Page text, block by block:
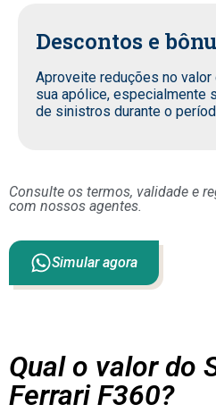
Descontos e
Aproveite reduções no
sua apólice, especialmente
de sinistros durante o
Consulte os termos, validade e
com nossos agentes.
Simular agora
Qual o valor do
Ferrari F360?